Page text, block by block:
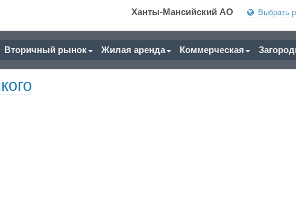
Ханты-Мансийский АО Выбрать
Вторичный рынок Жилая аренда Коммерческая